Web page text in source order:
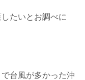
たいとお調べに
台風が多かった沖